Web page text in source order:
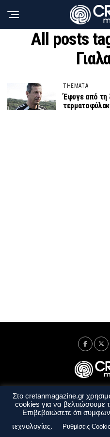
All posts
THEMATA
Έφυγε από τη
Ταυτότητα Πολιτική
Όροι και
Στο cretanmagazine.gr
cookies για να βελτιώσουμε
Επιβεβαιώσετε ότι
τεχνολογίας.
Ρυθμίσεις